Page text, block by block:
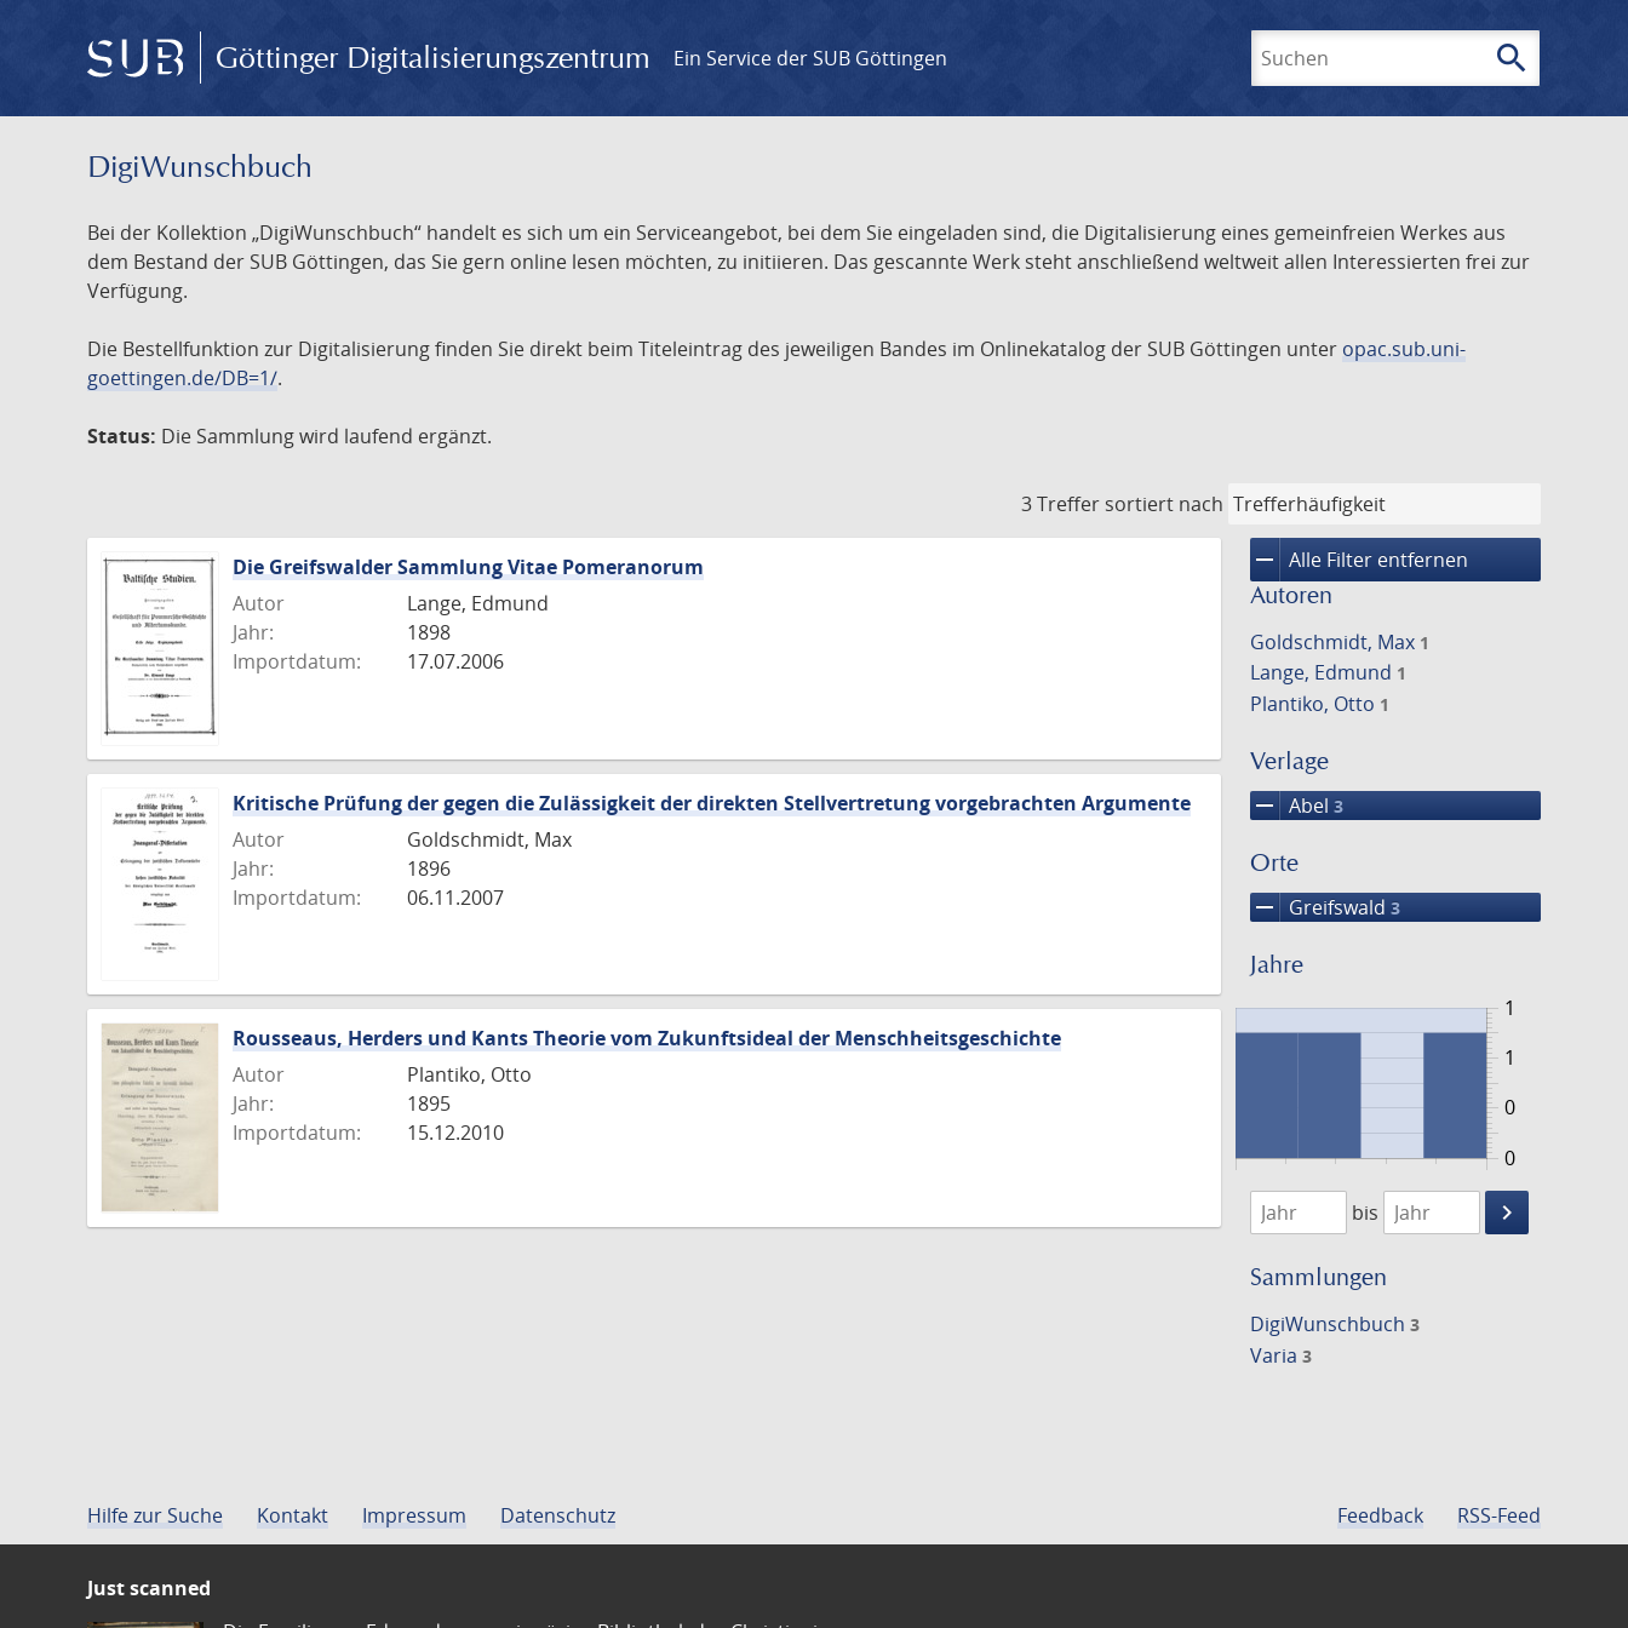
Göttinger Digitalisierungszentrum Ein Service der SUB Göttingen search
DigiWunschbuch
Bei der Kollektion „DigiWunschbuch“ handelt es sich um ein Serviceangebot, bei dem Sie eingeladen sind, die Digitalisierung eines gemeinfreien Werkes aus
dem Bestand der SUB Göttingen, das Sie gern online lesen möchten, zu initiieren. Das gescannte Werk steht anschließend weltweit allen Interessierten frei zur
Verfügung.
Die Bestellfunktion zur Digitalisierung finden Sie direkt beim Titeleintrag des jeweiligen Bandes im Onlinekatalog der SUB Göttingen unter opac.sub.uni-
goettingen.de/DB=1/.
Status: Die Sammlung wird laufend ergänzt.
3 Treffer sortiert nach
remove Alle Filter entfernen
Autoren
Goldschmidt, Max 1
Lange, Edmund 1
Plantiko, Otto 1
Verlage
remove Abel 3
Orte
remove Greifswald 3
Jahre
0
1
0
1
1895
1899
bis
keyboard_arrow_right
Suche
Sammlungen
DigiWunschbuch 3
Varia 3
Die Greifswalder Sammlung Vitae Pomeranorum
Autor
Lange, Edmund
Jahr:
1898
Importdatum:
17.07.2006
Kritische Prüfung der gegen die Zulässigkeit der direkten Stellvertretung vorgebrachten Argumente
Autor
Goldschmidt, Max
Jahr:
1896
Importdatum:
06.11.2007
Rousseaus, Herders und Kants Theorie vom Zukunftsideal der Menschheitsgeschichte
Autor
Plantiko, Otto
Jahr:
1895
Importdatum:
15.12.2010
Hilfe zur Suche Kontakt Impressum Datenschutz Feedback RSS-Feed
Just scanned